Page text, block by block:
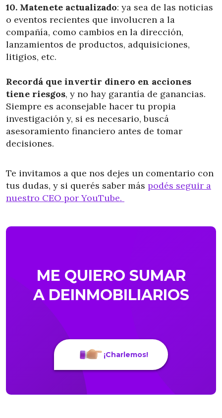
10. Matenete actualizado: ya sea de las noticias
o eventos recientes que involucren a la
compañía, como cambios en la dirección,
lanzamientos de productos, adquisiciones,
litigios, etc.
Recordá que invertir dinero en acciones
tiene riesgos, y no hay garantía de ganancias.
Siempre es aconsejable hacer tu propia
investigación y, si es necesario, buscá
asesoramiento financiero antes de tomar
decisiones.
Te invitamos a que nos dejes un comentario con
tus dudas, y si querés saber más podés seguir a
nuestro CEO por YouTube.
ME QUIERO SUMAR
A DEINMOBILIARIOS
¡Charlemos!